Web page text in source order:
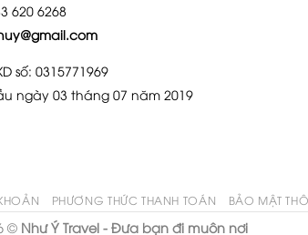
620 6268
số: 0315771969
ngày 03 tháng 07 năm 2019
PHƯƠNG THỨC THANH TOÁN BẢO MẬT
© Như Ý Travel - Đưa bạn đi muôn nơi